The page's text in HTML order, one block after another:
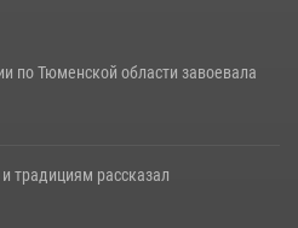
по Тюменской области завоевала
традициям рассказал